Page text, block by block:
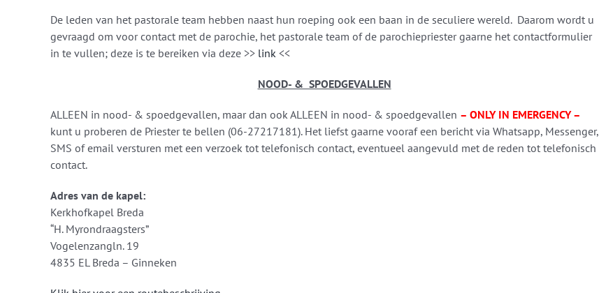
De leden van het pastorale team hebben naast hun roeping ook een baan in de seculiere wereld. Daarom wordt u
gevraagd om voor contact met de parochie, het pastorale team of de parochiepriester gaarne het contactformulier
in te vullen; deze is te bereiken via deze >> link <<
NOOD- & SPOEDGEVALLEN
ALLEEN in nood- & spoedgevallen, maar dan ook ALLEEN in nood- & spoedgevallen – ONLY IN EMERGENCY –
kunt u proberen de Priester te bellen (06-27217181). Het liefst gaarne vooraf een bericht via Whatsapp, Messenger,
SMS of email versturen met een verzoek tot telefonisch contact, eventueel aangevuld met de reden tot telefonisch
contact.
Adres van de kapel:
Kerkhofkapel Breda
“H. Myrondraagsters”
Vogelenzangln. 19
4835 EL Breda – Ginneken